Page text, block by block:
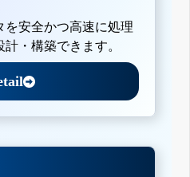
を安全かつ高速に処理
・構築できます。